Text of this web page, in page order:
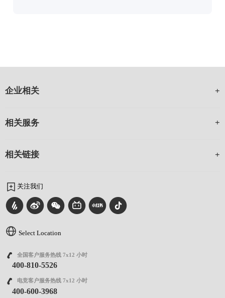
企业相关
相关服务
相关链接
关注我们
Select Location
全国客户服务热线 7x12 小时
400-810-5526
电竞客户服务热线 7x12 小时
400-600-3968